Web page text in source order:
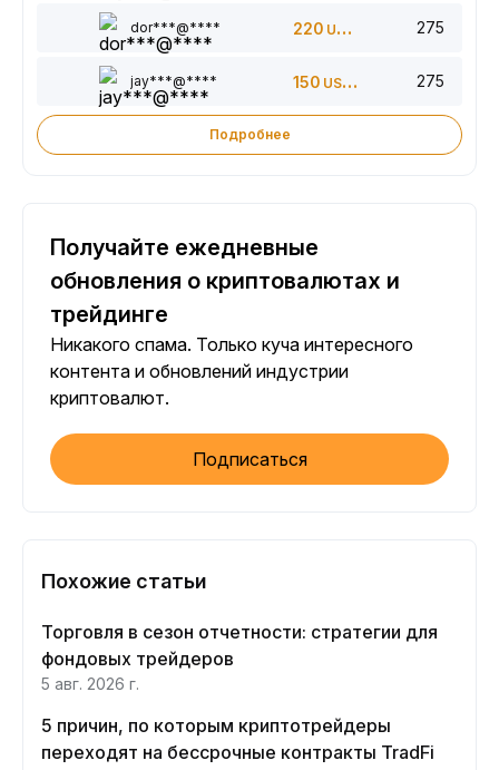
dor***@**** 220 USDT 275
jay***@**** 150 USDT 275
Подробнее
Получайте ежедневные
обновления о криптовалютах и
трейдинге
Никакого спама. Только куча интересного
контента и обновлений индустрии
криптовалют.
Подписаться
Похожие статьи
Торговля в сезон отчетности: стратегии для
фондовых трейдеров
5 авг. 2026 г.
5 причин, по которым криптотрейдеры
переходят на бессрочные контракты TradFi